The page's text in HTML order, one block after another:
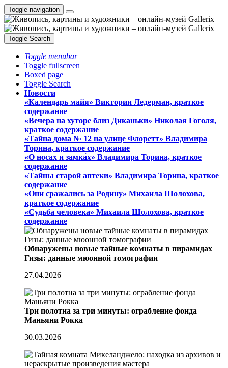
Toggle navigation
Toggle Search
Toggle menubar
Toggle fullscreen
Boxed page
Toggle Search
Новости
«Календарь майя» Виктории Ледерман, краткое
содержание
«Вечера на хуторе близ Диканьки» Николая Гоголя,
краткое содержание
«Тайна дома № 12 на улице Флоретт» Владимира
Торина, краткое содержание
«О носах и замка́х» Владимира Торина, краткое
содержание
«Тайны старой аптеки» Владимира Торина, краткое
содержание
«Они сражались за Родину» Михаила Шолохова,
краткое содержание
«Судьба человека» Михаила Шолохова, краткое
содержание
Обнаружены новые тайные комнаты в пирамидах
Гизы: данные мюонной томографии
27.04.2026
Три полотна за три минуты: ограбление фонда
Маньяни Рокка
30.03.2026